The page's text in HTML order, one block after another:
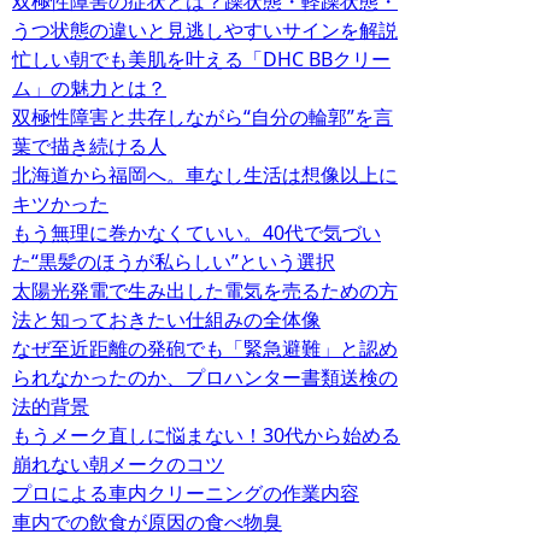
うつ状態の違いと見逃しやすいサインを解説
忙しい朝でも美肌を叶える「DHC BBクリー
ム」の魅力とは？
双極性障害と共存しながら“自分の輪郭”を言
葉で描き続ける人
北海道から福岡へ。車なし生活は想像以上に
キツかった
もう無理に巻かなくていい。40代で気づい
た“黒髪のほうが私らしい”という選択
太陽光発電で生み出した電気を売るための方
法と知っておきたい仕組みの全体像
なぜ至近距離の発砲でも「緊急避難」と認め
られなかったのか、プロハンター書類送検の
法的背景
もうメーク直しに悩まない！30代から始める
崩れない朝メークのコツ
プロによる車内クリーニングの作業内容
車内での飲食が原因の食べ物臭